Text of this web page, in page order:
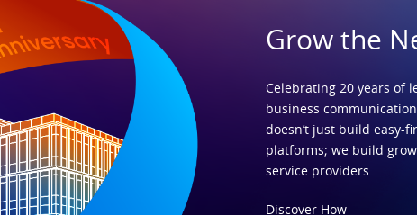
Grow the
Celebrating 20 years of
business
doesn’t just build easy-
platforms; we build
service providers.
Discover How